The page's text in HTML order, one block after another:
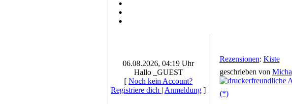
06.08.2026, 04:19 Uhr
Hallo _GUEST
[ Noch kein Account?
Registriere dich | Anmeldung ]
Rezensionen: Kiste
geschrieben von Micha
(*)